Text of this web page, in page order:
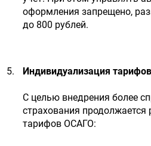
оформления запрещено,
до 800 рублей.
Индивидуализация
С целью внедрения более
страхования
тарифов ОСАГО: